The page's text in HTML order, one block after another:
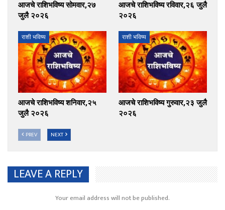
आजचे राशिभविष्य सोमवार,२७
जुलै २०२६
आजचे राशिभविष्य रविवार,२६ जुलै
२०२६
राशी भविष्य
आजचे राशिभविष्य शनिवार,२५
जुलै २०२६
राशी भविष्य
आजचे राशिभविष्य गुरुवार,२३ जुलै
२०२६
PREV NEXT
LEAVE A REPLY
Your email address will not be published.